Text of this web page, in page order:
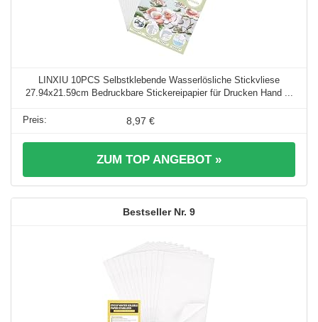
LINXIU 10PCS Selbstklebende Wasserlösliche Stickvliese
27.94x21.59cm Bedruckbare Stickereipapier für Drucken Hand ...
8,97 €
ZUM TOP ANGEBOT »
9